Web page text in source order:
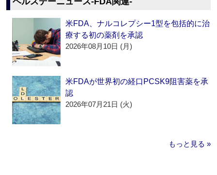
米FDA、ナルコレプシー1型を包括的に治
療する初の薬剤を承認
2026年08月10日 (月)
米FDAが世界初の経口PCSK9阻害薬を承
認
2026年07月21日 (火)
もっと見る »